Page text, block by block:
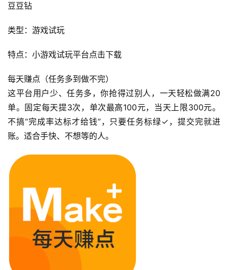
豆豆钻
类型：游戏试玩
特点：小游戏试玩平台点击下载
每天赚点（任务多到做不完）
这平台用户少、任务多，你抢得过别人，一天轻松做满20
单。固定每天提3次，单次最高100元，当天上限300元。
不搞“完成率达标才给钱”，只要任务标绿✓，提交完就进
账。适合手快、不想等的人。